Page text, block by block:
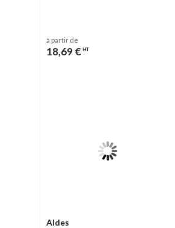
à partir de
18,69 € HT
Aldes